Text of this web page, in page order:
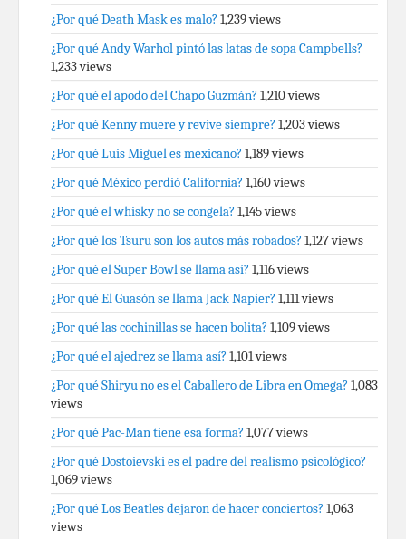
¿Por qué Death Mask es malo? 1,239 views
¿Por qué Andy Warhol pintó las latas de sopa Campbells?
1,233 views
¿Por qué el apodo del Chapo Guzmán? 1,210 views
¿Por qué Kenny muere y revive siempre? 1,203 views
¿Por qué Luis Miguel es mexicano? 1,189 views
¿Por qué México perdió California? 1,160 views
¿Por qué el whisky no se congela? 1,145 views
¿Por qué los Tsuru son los autos más robados? 1,127 views
¿Por qué el Super Bowl se llama así? 1,116 views
¿Por qué El Guasón se llama Jack Napier? 1,111 views
¿Por qué las cochinillas se hacen bolita? 1,109 views
¿Por qué el ajedrez se llama así? 1,101 views
¿Por qué Shiryu no es el Caballero de Libra en Omega? 1,083
views
¿Por qué Pac-Man tiene esa forma? 1,077 views
¿Por qué Dostoievski es el padre del realismo psicológico?
1,069 views
¿Por qué Los Beatles dejaron de hacer conciertos? 1,063
views